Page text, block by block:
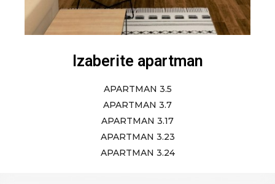
Izaberite apartman
APARTMAN 3.5
APARTMAN 3.7
APARTMAN 3.17
APARTMAN 3.23
APARTMAN 3.24